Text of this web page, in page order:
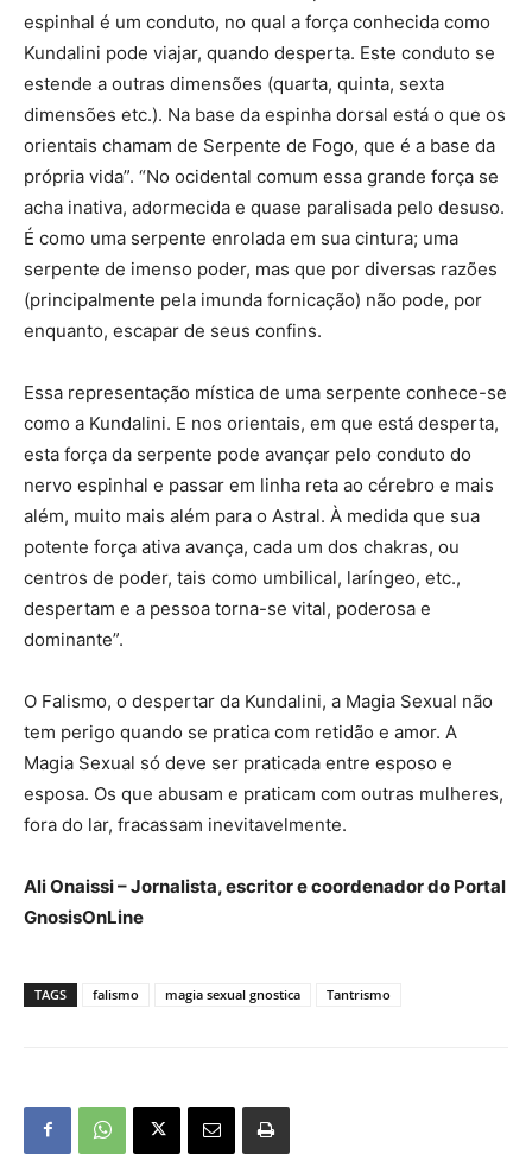
espinhal é um conduto, no qual a força conhecida como
Kundalini pode viajar, quando desperta. Este conduto se
estende a outras dimensões (quarta, quinta, sexta
dimensões etc.). Na base da espinha dorsal está o que os
orientais chamam de Serpente de Fogo, que é a base da
própria vida”. “No ocidental comum essa grande força se
acha inativa, adormecida e quase paralisada pelo desuso.
É como uma serpente enrolada em sua cintura; uma
serpente de imenso poder, mas que por diversas razões
(principalmente pela imunda fornicação) não pode, por
enquanto, escapar de seus confins.
Essa representação mística de uma serpente conhece-se
como a Kundalini. E nos orientais, em que está desperta,
esta força da serpente pode avançar pelo conduto do
nervo espinhal e passar em linha reta ao cérebro e mais
além, muito mais além para o Astral. À medida que sua
potente força ativa avança, cada um dos chakras, ou
centros de poder, tais como umbilical, laríngeo, etc.,
despertam e a pessoa torna-se vital, poderosa e
dominante”.
O Falismo, o despertar da Kundalini, a Magia Sexual não
tem perigo quando se pratica com retidão e amor. A
Magia Sexual só deve ser praticada entre esposo e
esposa. Os que abusam e praticam com outras mulheres,
fora do lar, fracassam inevitavelmente.
Ali Onaissi – Jornalista, escritor e coordenador do Portal
GnosisOnLine
TAGS falismo magia sexual gnostica Tantrismo